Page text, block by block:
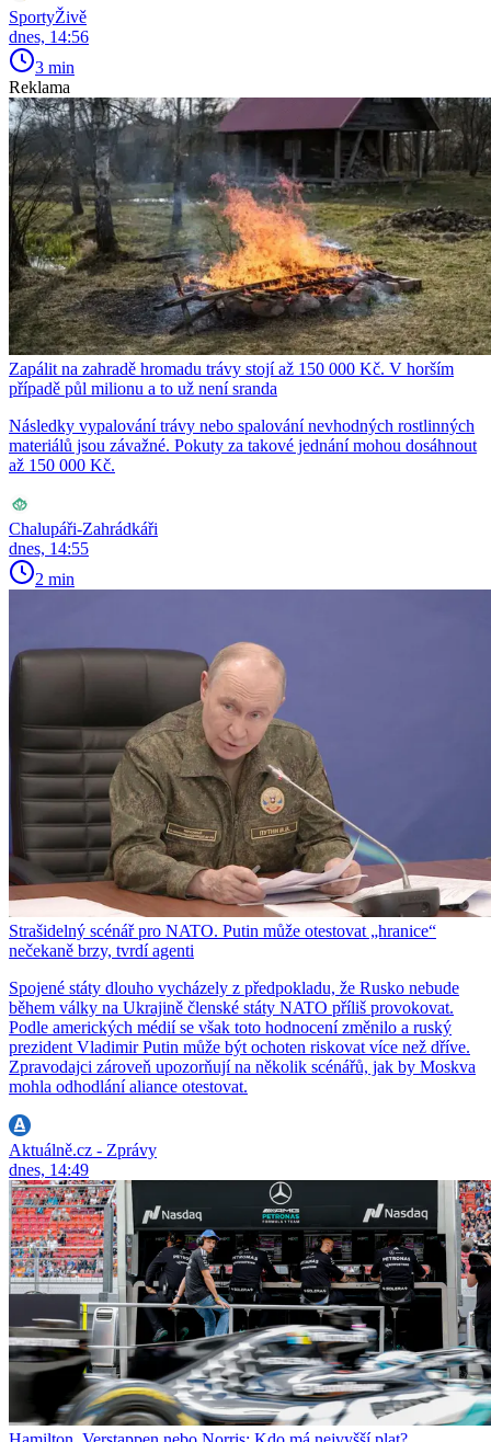
SportyŽivě
dnes, 14:56
3 min
Reklama
Zapálit na zahradě hromadu trávy stojí až 150 000 Kč. V horším
případě půl milionu a to už není sranda
Následky vypalování trávy nebo spalování nevhodných rostlinných
materiálů jsou závažné. Pokuty za takové jednání mohou dosáhnout
až 150 000 Kč.
Chalupáři-Zahrádkáři
dnes, 14:55
2 min
Strašidelný scénář pro NATO. Putin může otestovat „hranice“
nečekaně brzy, tvrdí agenti
Spojené státy dlouho vycházely z předpokladu, že Rusko nebude
během války na Ukrajině členské státy NATO příliš provokovat.
Podle amerických médií se však toto hodnocení změnilo a ruský
prezident Vladimir Putin může být ochoten riskovat více než dříve.
Zpravodajci zároveň upozorňují na několik scénářů, jak by Moskva
mohla odhodlání aliance otestovat.
Aktuálně.cz - Zprávy
dnes, 14:49